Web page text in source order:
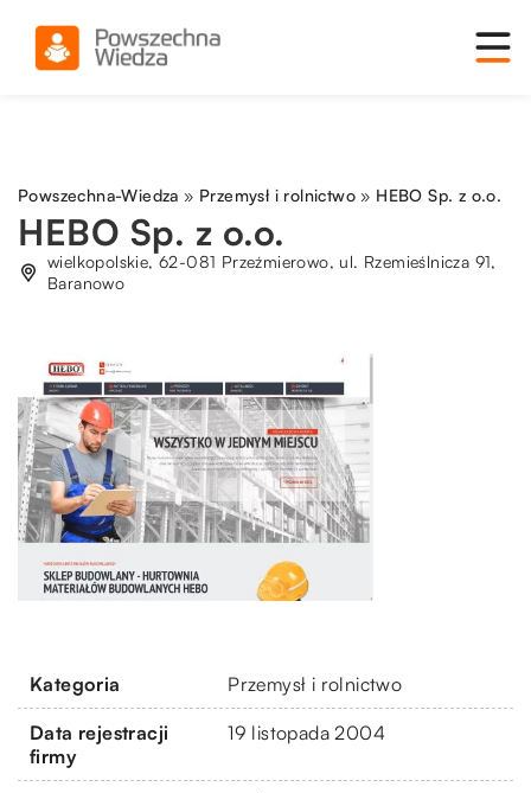
Powszechna-Wiedza » Przemysł i rolnictwo » HEBO Sp. z o.o.
HEBO Sp. z o.o.
wielkopolskie, 62-081 Przeźmierowo, ul. Rzemieślnicza 91,
Baranowo
Kategoria Przemysł i rolnictwo
Data rejestracji
firmy
19 listopada 2004